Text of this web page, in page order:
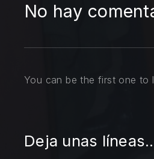
No hay
You can be the first one to
Deja unas